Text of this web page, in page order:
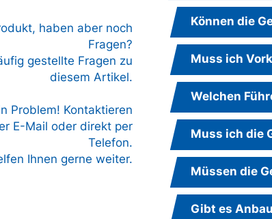
haben aber noch
Fragen?
gestellte Fragen zu
diesem Artikel.
Problem! Kontaktieren
E-Mail oder direkt per
Telefon.
Ihnen gerne weiter.
Können die
Muss ich
Welchen
Muss ich die
Müssen die
Gibt es